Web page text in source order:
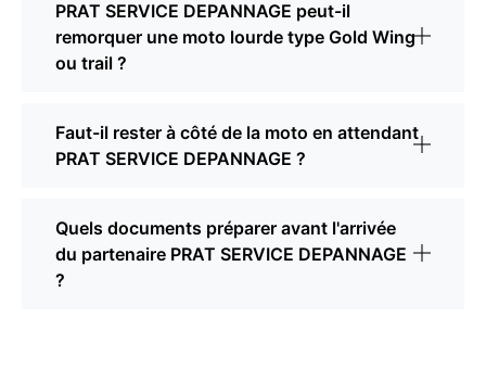
PRAT SERVICE DEPANNAGE peut-il
remorquer une moto lourde type Gold Wing
ou trail ?
Faut-il rester à côté de la moto en attendant
PRAT SERVICE DEPANNAGE ?
Quels documents préparer avant l'arrivée
du partenaire PRAT SERVICE DEPANNAGE
?